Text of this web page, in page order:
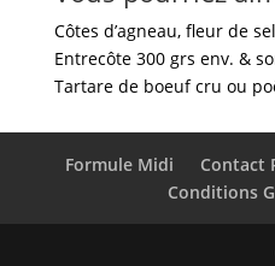
Côtes d’agneau, fleur de
Entrecôte 300 grs env. &
Tartare de boeuf cru ou
Formule Midi
Contact
Conditions